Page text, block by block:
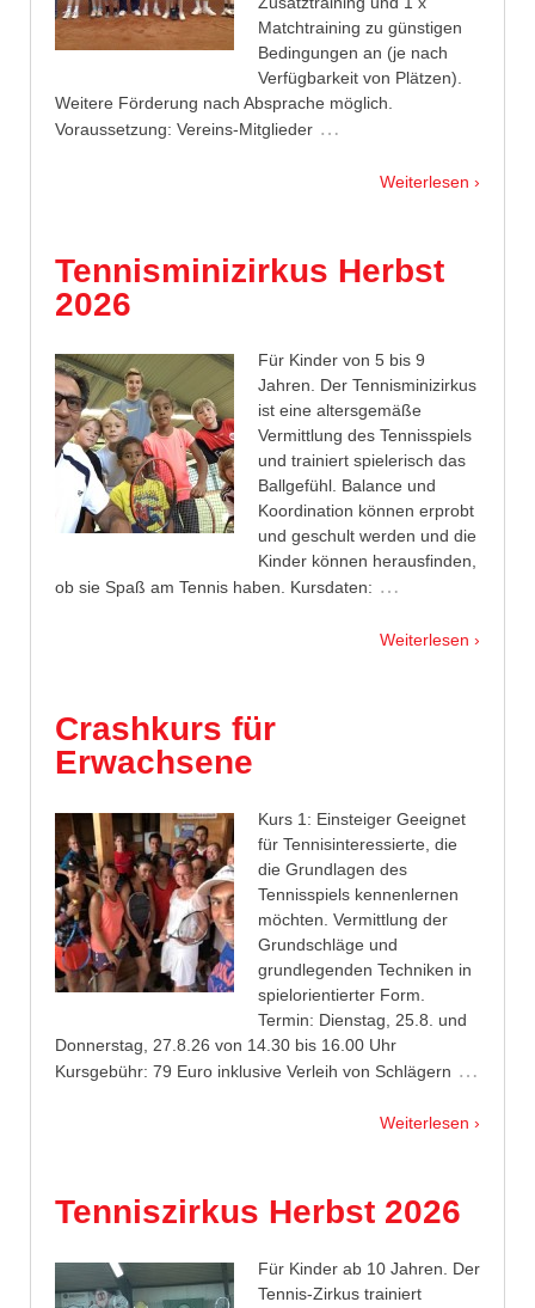
Matchtraining zu günstigen
Bedingungen an (je nach
Verfügbarkeit von Plätzen).
Weitere Förderung nach Absprache möglich.
Voraussetzung: Vereins-Mitglieder …
Weiterlesen ›
Tennisminizirkus Herbst
2026
Für Kinder von 5 bis 9
Jahren. Der Tennisminizirkus
ist eine altersgemäße
Vermittlung des Tennisspiels
und trainiert spielerisch das
Ballgefühl. Balance und
Koordination können erprobt
und geschult werden und die
Kinder können herausfinden,
ob sie Spaß am Tennis haben. Kursdaten: …
Weiterlesen ›
Crashkurs für
Erwachsene
Kurs 1: Einsteiger Geeignet
für Tennisinteressierte, die
die Grundlagen des
Tennisspiels kennenlernen
möchten. Vermittlung der
Grundschläge und
grundlegenden Techniken in
spielorientierter Form.
Termin: Dienstag, 25.8. und
Donnerstag, 27.8.26 von 14.30 bis 16.00 Uhr
Kursgebühr: 79 Euro inklusive Verleih von Schlägern …
Weiterlesen ›
Tenniszirkus Herbst 2026
Für Kinder ab 10 Jahren. Der
Tennis-Zirkus trainiert